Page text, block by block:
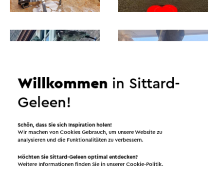
Routen in der Region
Willkommen in Sittard-
Geleen!
Schön, dass Sie sich Inspiration holen!
Wir machen von Cookies Gebrauch, um unsere Website zu
analysieren und die Funktionalitäten zu verbessern.
Möchten Sie Sittard-Geleen optimal entdecken?
Weitere Informationen finden Sie in unsererCookie-Politik.